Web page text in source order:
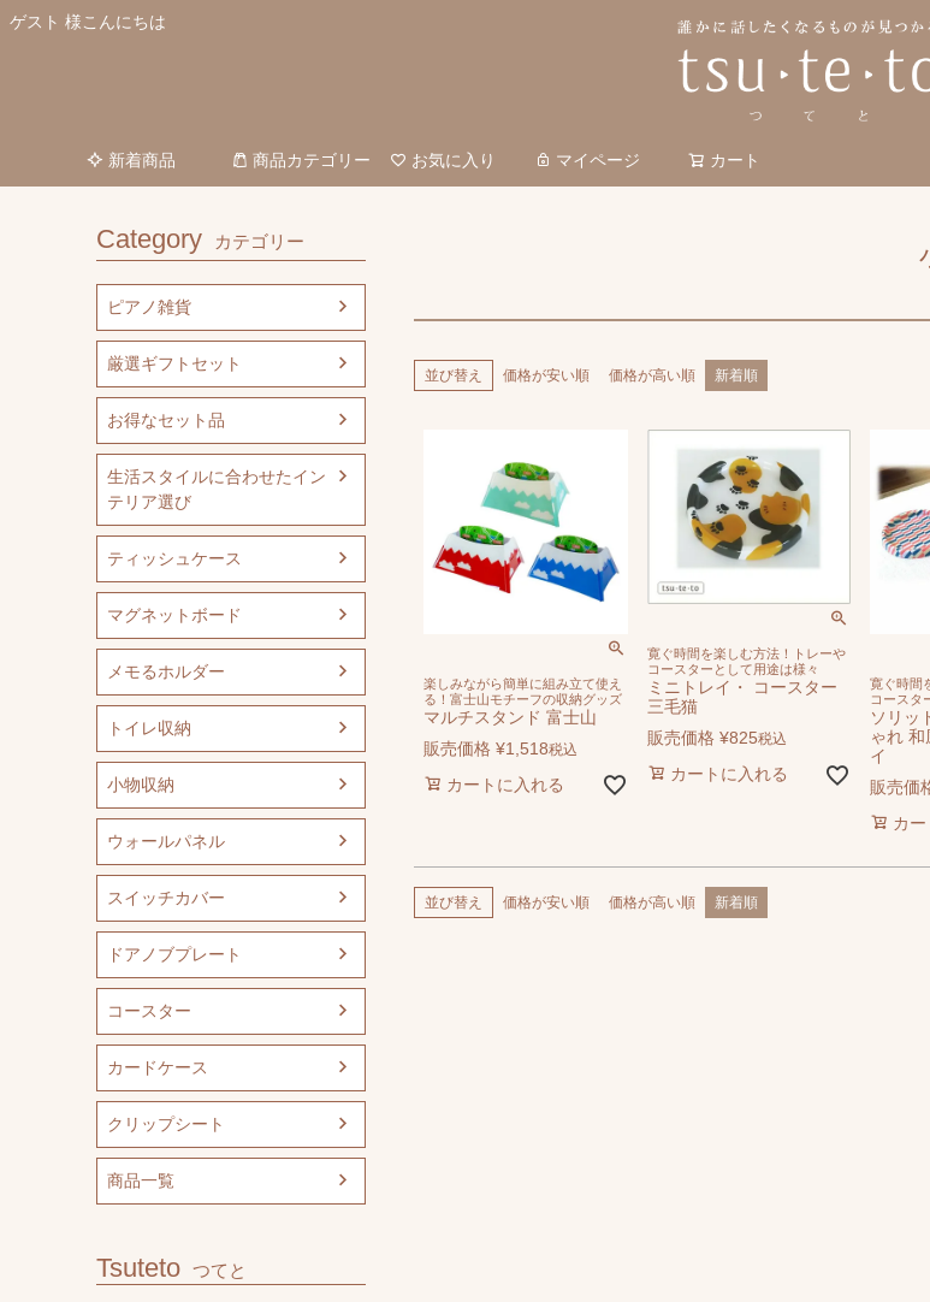
ゲスト 様こんにちは
新着商品 商品カテゴリー お気に入り マイページ カート
Category カテゴリー
ピアノ雑貨
厳選ギフトセット
お得なセット品
生活スタイルに合わせたイン
テリア選び
ティッシュケース
マグネットボード
メモるホルダー
トイレ収納
小物収納
ウォールパネル
スイッチカバー
ドアノブプレート
コースター
カードケース
クリップシート
商品一覧
Tsuteto つてと
並び替え 価格が安い順 価格が高い順 新着順
楽しみながら簡単に組み立て使え
る！富士山モチーフの収納グッズ
マルチスタンド 富士山
販売価格 ¥1,518税込
カートに入れる
寛ぐ時間を楽しむ方法！トレーや
コースターとして用途は様々
ミニトレイ・ コースター
三毛猫
販売価格 ¥825税込
カートに入れる
寛ぐ時間
コースタ
ソリッ
ゃれ
イ
販売価
カ
並び替え 価格が安い順 価格が高い順 新着順